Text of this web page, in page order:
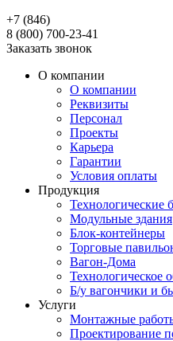
+7 (846)
8 (800) 700-23-41
Заказать звонок
О компании
О компании
Реквизиты
Персонал
Проекты
Карьера
Гарантии
Условия оплаты
Продукция
Технологические
Модульные здания
Блок-контейнеры
Торговые
Вагон-Дома
Технологическое
Б/у вагончики и
Услуги
Монтажные
Проектирование